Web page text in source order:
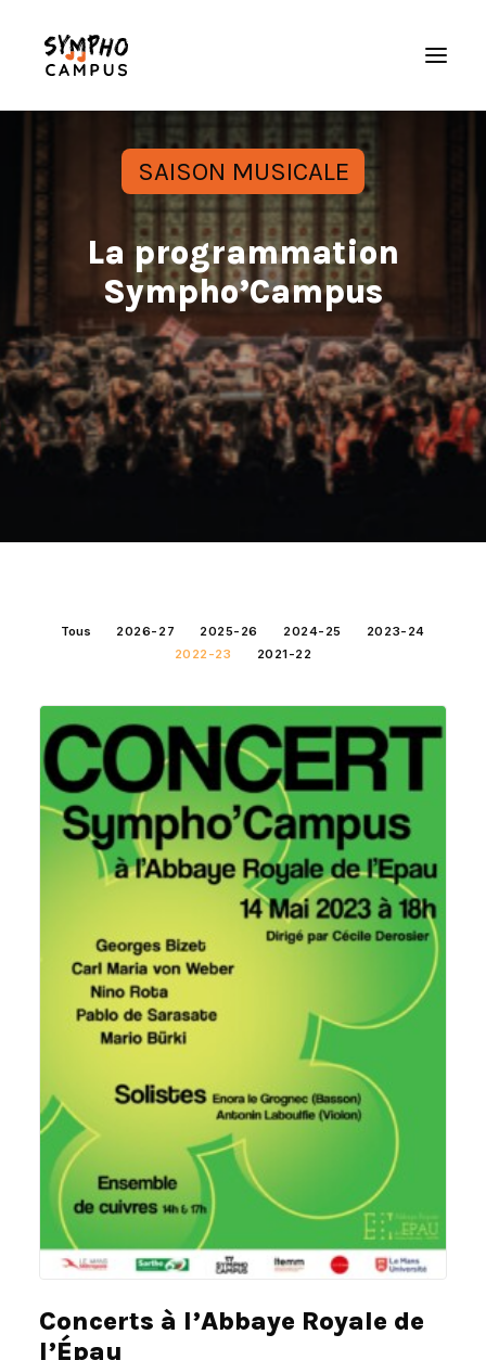
L’orchestre
Saison musicale
Actualités
Nous soutenir
Espace musicien
SAISON MUSICALE
La programmation
Sympho’Campus
Tous 2026-27 2025-26 2024-25
2023-24
2022-23
2021-22
Concerts à l’Abbaye Royale de
l’Épau